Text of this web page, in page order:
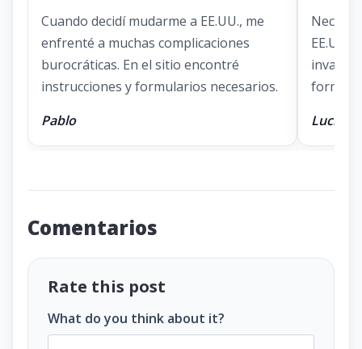
Cuando decidí mudarme a EE.UU., me
enfrenté a muchas complicaciones
burocráticas. En el sitio encontré
instrucciones y formularios necesarios.
Pablo
EE.UU.
Lucía
Comentarios
Rate this post
What do you think about it?